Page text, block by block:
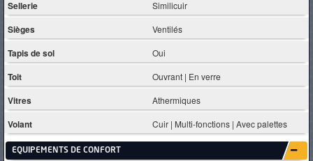
Sellerie Similicuir
Sièges Ventilés
Tapis de sol Oui
Toit Ouvrant | En verre
Vitres Athermiques
Volant Cuir | Multi-fonctions | Avec palettes
EQUIPEMENTS DE CONFORT